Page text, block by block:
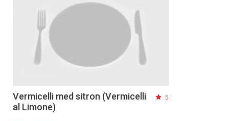
Vermicelli med sitron (Vermicelli
al Limone)
5